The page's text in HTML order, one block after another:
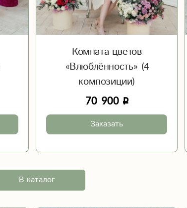
Комната цветов
«Влюблённость» (4
композиции)
70 900
Заказать
В каталог